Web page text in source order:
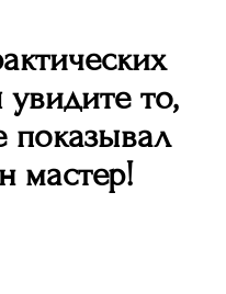
то,
показывал
мастер!